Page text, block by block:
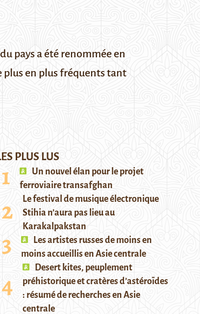
pays a été renommée en
plus en plus fréquents tant
PLUS LUS
Un nouvel élan pour le projet
ferroviaire transafghan
Le festival de musique électronique
Stihia n’aura pas lieu au
Karakalpakstan
Les artistes russes de moins en
moins accueillis en Asie centrale
Desert kites, peuplement
préhistorique et cratères d’astéroïdes
: résumé de recherches en Asie
centrale